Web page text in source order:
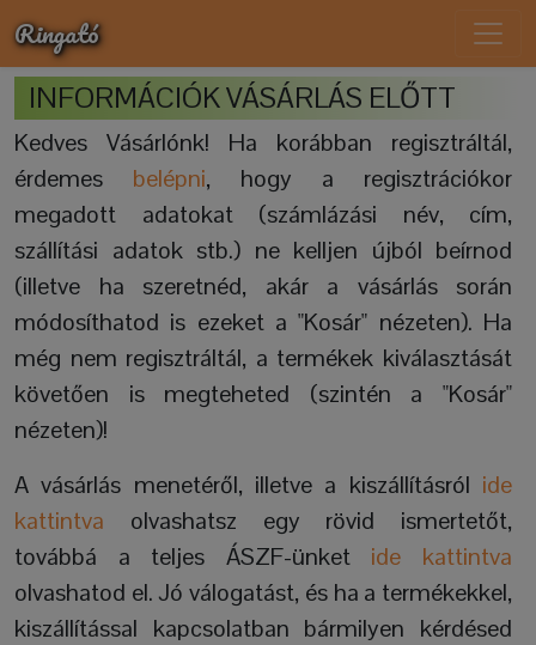
Ringató
INFORMÁCIÓK VÁSÁRLÁS ELŐTT
Kedves Vásárlónk! Ha korábban regisztráltál,
érdemes belépni, hogy a regisztrációkor
megadott adatokat (számlázási név, cím,
szállítási adatok stb.) ne kelljen újból beírnod
(illetve ha szeretnéd, akár a vásárlás során
módosíthatod is ezeket a "Kosár" nézeten). Ha
még nem regisztráltál, a termékek kiválasztását
követően is megteheted (szintén a "Kosár"
nézeten)!
A vásárlás menetéről, illetve a kiszállításról ide
kattintva olvashatsz egy rövid ismertetőt,
továbbá a teljes ÁSZF-ünket ide kattintva
olvashatod el. Jó válogatást, és ha a termékekkel,
kiszállítással kapcsolatban bármilyen kérdésed